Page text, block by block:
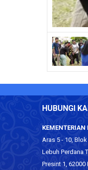
HUBUNGI
KEMENTERIAN
Aras 5 - 10, Blok
Lebuh Perdana
Presint 1, 62000